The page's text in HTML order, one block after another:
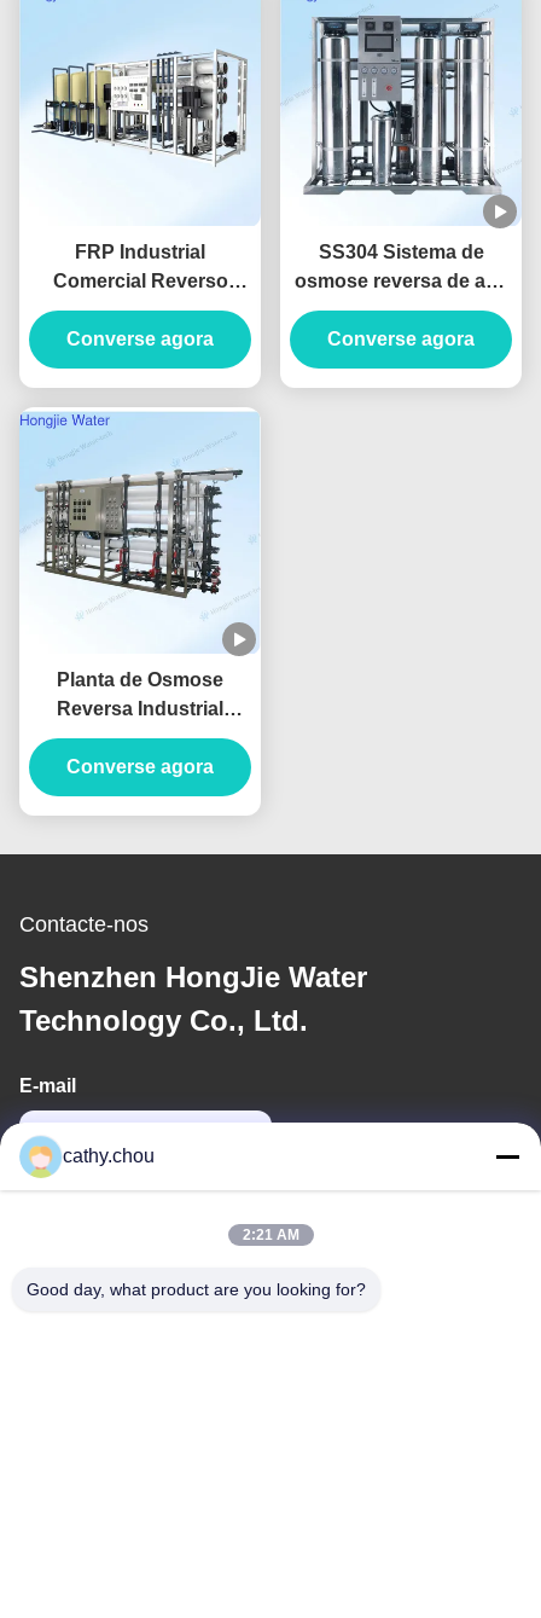
FRP Industrial
Comercial Reverso
Osmose Tratamento de
Água Instalação
personalizável
Converse agora
SS304 Sistema de
osmose reversa de aço
inoxidável 1500L/H para
purificação de água de
alimentos e bebidas
Converse agora
Planta de Osmose
Reversa Industrial
Totalmente Automática
50m3/H Sistema de
Filtração de Água por
Converse agora
Contacte-nos
Shenzhen HongJie Water
Technology Co., Ltd.
E-mail
cathy.chou
2:21 AM
Good day, what product are you looking for?